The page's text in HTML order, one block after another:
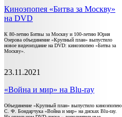
Киноэпопея «Битва за Москву»
на DVD
К 80-летию Битвы за Москву и 100-летию Юрия
Озерова объединение «Крупный план» выпустило
новое видеоиздание на DVD: киноэпопею «Битва за
Москву».
23.11.2021
«Война и мир» на Blu-ray
Объединение «Крупный план» выпустило киноэпопею
С. Ф. Бондарчука «Война и мир» на дисках Blu-ray.